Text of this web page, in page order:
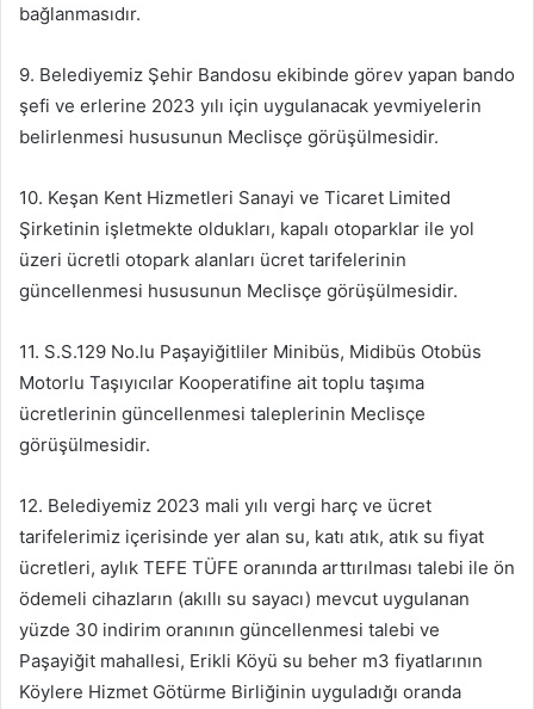
bağlanmasıdır.
9. Belediyemiz Şehir Bandosu ekibinde görev yapan bando
şefi ve erlerine 2023 yılı için uygulanacak yevmiyelerin
belirlenmesi hususunun Meclisçe görüşülmesidir.
10. Keşan Kent Hizmetleri Sanayi ve Ticaret Limited
Şirketinin işletmekte oldukları, kapalı otoparklar ile yol
üzeri ücretli otopark alanları ücret tarifelerinin
güncellenmesi hususunun Meclisçe görüşülmesidir.
11. S.S.129 No.lu Paşayiğitliler Minibüs, Midibüs Otobüs
Motorlu Taşıyıcılar Kooperatifine ait toplu taşıma
ücretlerinin güncellenmesi taleplerinin Meclisçe
görüşülmesidir.
12. Belediyemiz 2023 mali yılı vergi harç ve ücret
tarifelerimiz içerisinde yer alan su, katı atık, atık su fiyat
ücretleri, aylık TEFE TÜFE oranında arttırılması talebi ile ön
ödemeli cihazların (akıllı su sayacı) mevcut uygulanan
yüzde 30 indirim oranının güncellenmesi talebi ve
Paşayiğit mahallesi, Erikli Köyü su beher m3 fiyatlarının
Köylere Hizmet Götürme Birliğinin uyguladığı oranda